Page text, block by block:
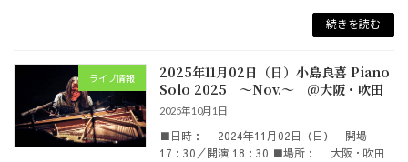
続きを読む
ライブ情報
2025年11月02日（日）小島良喜 Piano
Solo 2025 ～Nov.～ @大阪・吹田
2025年10月1日
■日時： 2024年11月02日（日） 開場
17：30／開演 18：30 ■場所： 大阪・吹田